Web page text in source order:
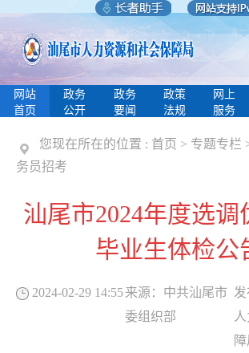
网站
首页
政务
公开
政务
要闻
政策
法规
网上
服务
您现在所在的位置 : 首页 > 专题专栏
务员招考
汕尾市2024年度选调
毕业生体检公
2024-02-29 14:55来源： 中共汕尾市
委组织部
发